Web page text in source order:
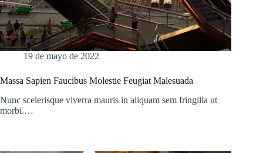
19 de mayo de 2022
Massa Sapien Faucibus Molestie Feugiat Malesuada
Nunc scelerisque viverra mauris in aliquam sem fringilla ut
morbi.…